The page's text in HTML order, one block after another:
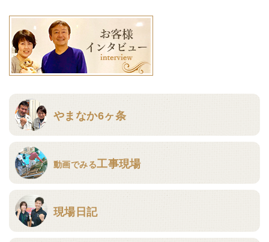
やまなか6ヶ条
動画でみる工事現場
現場日記